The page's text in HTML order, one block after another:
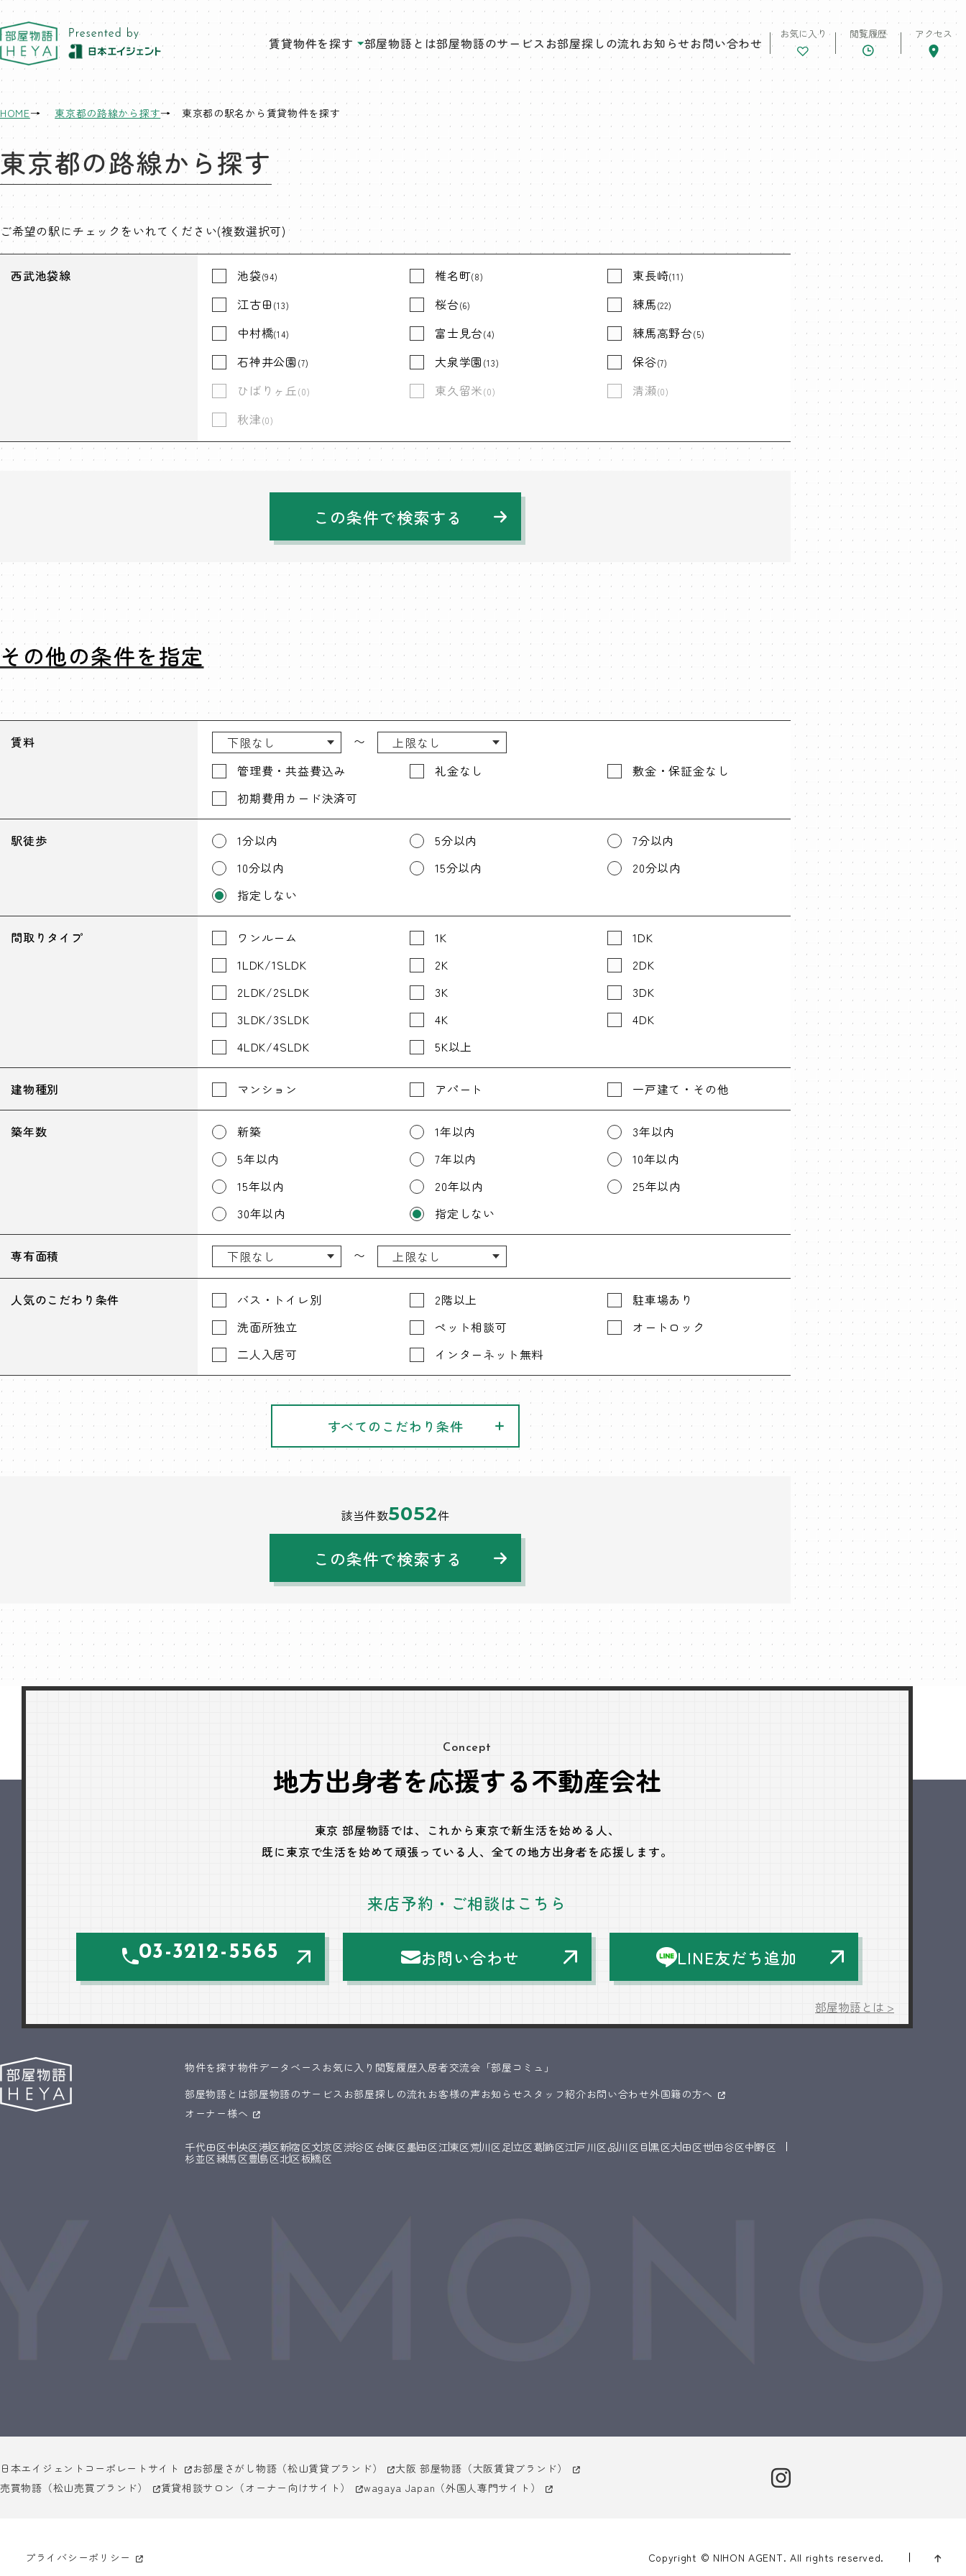
東京 部屋物語
賃貸物件を探す 部屋物語とは部屋物語のサービス お部屋探しの流れお知らせお問い合わせ
お気に入り 閲覧履歴 アクセス
HOME 東京都の路線から探す 東京都の駅名から賃貸物件を探す
東京都の路線から探す
ご希望の駅にチェックをいれてください(複数選択可)
西武池袋線 池袋(94) 椎名町(8) 東長崎(11)
江古田 (13) 桜台(6) 練馬(22)
中村橋(14) 富士見台(4) 練馬高野台(5)
石神井公園 (7) 大泉学園 (13) 保谷(7)
ひばりヶ丘(0) 東久留米(0) 清瀬(0)
秋津(0)
この条件で検索する
その他の条件を指定
賃料
〜
管理費・共益費込み
礼金なし
敷金・保証金なし
初期費用カード決済可
駅徒歩 1分以内 5分以内
7分以内
10分以内
15分以内
20分以内
指定しない
間取りタイプ ワンルーム 1K
1DK
1LDK/1SLDK
2K
2DK
2LDK/2SLDK
3K
3DK
3LDK/3SLDK
4K
4DK
4LDK/4SLDK
5K以上
建物種別 マンション アパート 一戸建て・その他
築年数 新築 1年以内
3年以内
5年以内
7年以内
10年以内
15年以内
20年以内
25年以内
30年以内
指定しない
専有面積 〜
人気のこだわり条件 バス・トイレ別 2階以上
駐車場あり
洗面所独立
ペット相談可
オートロック
二人入居可
インターネット無料
すべてのこだわり条件
該当件数5052件
この条件で検索する
Concept
地方出身者を応援する不動産会社
東京 部屋物語では、
これから東京で新生活を始める人、
既に東京で生活を始めて頑張っている人、 全ての地方出身者を応援します。
来店予約・ご相談はこちら
03-3212-5565 お問い合わせ LINE友だち追加
部屋物語とは >
物件を探す物件データベース お気に入り 閲覧履歴入居者交流会「部屋コミュ」
部屋物語とは部屋物語のサービス お部屋探しの流れ お客様の声お知らせスタッフ紹介お問い合わせ外国籍の方へ
オーナー様へ
千代田区中央区港区新宿区文京区渋谷区台東区墨田区江東区荒川区足立区葛飾区江戸川区品川区 目黒区大田区世田谷区中野区
杉並区練馬区豊島区北区板橋区
日本エイジェントコーポレートサイト お部屋さがし物語（松山賃貸ブランド）
大阪 部屋物語（大阪賃貸ブランド）
売買物語（松山売買ブランド）
賃貸相談サロン（オーナー向けサイト） wagaya Japan（外国人専門サイト）
プライバシーポリシー Copyright © NIHON AGENT. All rights reserved.